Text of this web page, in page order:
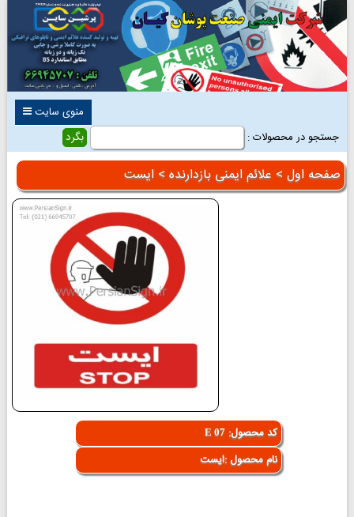
منوی سایت
جستجو در محصولات :
صفحه اول > علائم ایمنی بازدارنده > ایست
کد محصول: E 07
نام محصول :ایست